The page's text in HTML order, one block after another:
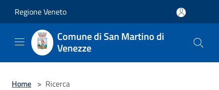
Regione Veneto
Comune di San Martino di
Venezze
Home > Ricerca